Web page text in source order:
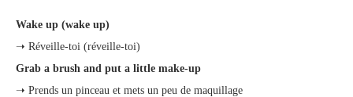
Wake up (wake up)
➝ Réveille-toi (réveille-toi)
Grab a brush and put a little make-up
➝ Prends un pinceau et mets un peu de maquillage